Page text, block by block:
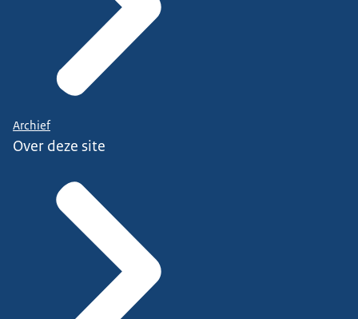
Archief
Over deze site